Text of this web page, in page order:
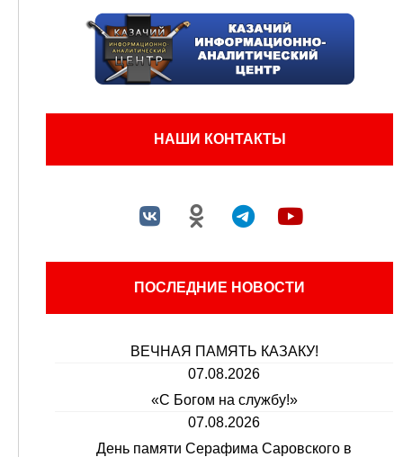
НАШИ КОНТАКТЫ
ПОСЛЕДНИЕ НОВОСТИ
ВЕЧНАЯ ПАМЯТЬ КАЗАКУ!
07.08.2026
«С Богом на службу!»
07.08.2026
День памяти Серафима Саровского в